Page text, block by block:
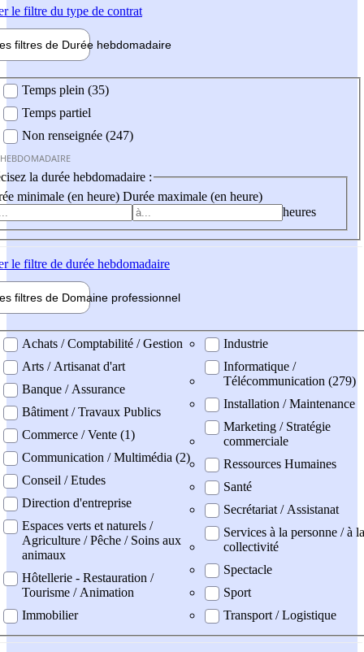
le filtre du type de contrat
filtres de Durée hebdomadaire
Temps plein (35)
Temps partiel
Non renseignée (247)
la durée hebdomadaire :
minimale (en heure) Durée maximale (en heure)
heures
le filtre de durée hebdomadaire
filtres de Domaine professionnel
professionel
Achats / Comptabilité / Gestion
Arts / Artisanat d'art
Banque / Assurance
Bâtiment / Travaux Publics
Commerce / Vente (1)
Communication / Multimédia (2)
Conseil / Etudes
Direction d'entreprise
Espaces verts et naturels /
Agriculture / Pêche / Soins aux
animaux
Hôtellerie - Restauration /
Tourisme / Animation
Immobilier
Industrie
Informatique /
Télécommunication (279)
Installation / Maintenance
Marketing / Stratégie
commerciale
Ressources Humaines
Santé
Secrétariat / Assistanat
Services à la personne / à la
collectivité
Spectacle
Sport
Transport / Logistique